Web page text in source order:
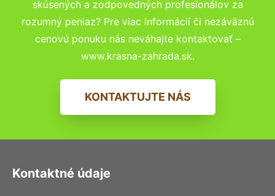
skúsených a zodpovedných profesionálov za
rozumný peniaz? Pre viac informácií či nezáväznú
cenovú ponuku nás neváhajte kontaktovať –
www.krasna-zahrada.sk.
KONTAKTUJTE NÁS
Kontaktné údaje